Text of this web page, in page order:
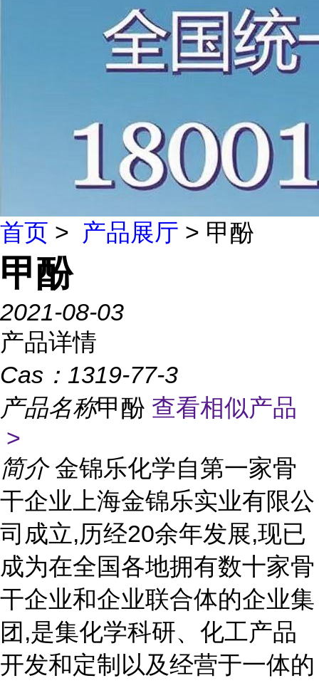
首页 > 产品展厅 > 甲酚
甲酚
2021-08-03
产品详情
Cas： 1319-77-3
产品名称甲酚 查看相似产品
>
简介 金锦乐化学自第一家骨
干企业上海金锦乐实业有限公
司成立,历经20余年发展,现已
成为在全国各地拥有数十家骨
干企业和企业联合体的企业集
团,是集化学科研、化工产品
开发和定制以及经营于一体的